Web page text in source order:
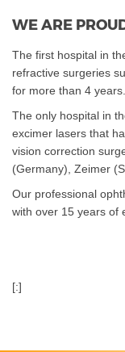
WE ARE
The first hospital in
refractive surgeries
for more than 4 years.
The only hospital in
excimer lasers that
vision correction
(Germany), Zeimer
Our professional
with over 15 years of
[:]